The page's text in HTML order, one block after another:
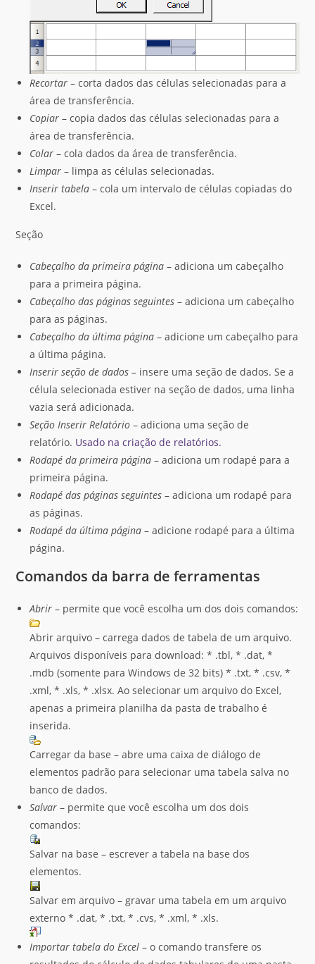
Recortar – corta dados das células selecionadas para a
área de transferência.
Copiar – copia dados das células selecionadas para a
área de transferência.
Colar – cola dados da área de transferência.
Limpar – limpa as células selecionadas.
Inserir tabela – cola um intervalo de células copiadas do
Excel.
Seção
Cabeçalho da primeira página – adiciona um cabeçalho
para a primeira página.
Cabeçalho das páginas seguintes – adiciona um cabeçalho
para as páginas.
Cabeçalho da última página – adicione um cabeçalho para
a última página.
Inserir seção de dados – insere uma seção de dados. Se a
célula selecionada estiver na seção de dados, uma linha
vazia será adicionada.
Seção Inserir Relatório – adiciona uma seção de
relatório. Usado na criação de relatórios.
Rodapé da primeira página – adiciona um rodapé para a
primeira página.
Rodapé das páginas seguintes – adiciona um rodapé para
as páginas.
Rodapé da última página – adicione rodapé para a última
página.
Comandos da barra de ferramentas
Abrir – permite que você escolha um dos dois comandos:
Abrir arquivo – carrega dados de tabela de um arquivo.
Arquivos disponíveis para download: * .tbl, * .dat, *
.mdb (somente para Windows de 32 bits) * .txt, * .csv, *
.xml, * .xls, * .xlsx. Ao selecionar um arquivo do Excel,
apenas a primeira planilha da pasta de trabalho é
inserida.
Carregar da base – abre uma caixa de diálogo de
elementos padrão para selecionar uma tabela salva no
banco de dados.
Salvar – permite que você escolha um dos dois
comandos:
Salvar na base – escrever a tabela na base dos
elementos.
Salvar em arquivo – gravar uma tabela em um arquivo
externo * .dat, * .txt, * .cvs, * .xml, * .xls.
Importar tabela do Excel – o comando transfere os